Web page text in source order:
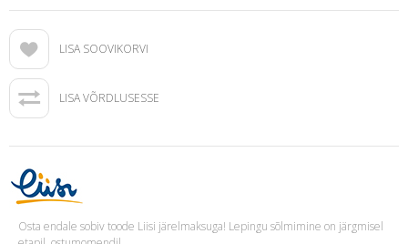
LISA SOOVIKORVI
LISA VÕRDLUSESSE
Osta endale sobiv toode Liisi järelmaksuga! Lepingu sõlmimine on järgmisel